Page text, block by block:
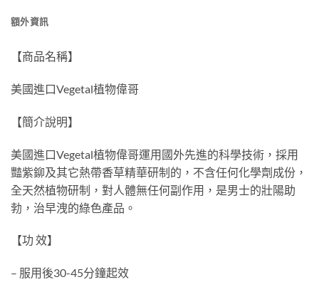
額外資訊
【商品名稱】
美國進口Vegetal植物偉哥
【簡介說明】
美國進口Vegetal植物偉哥運用國外先進的科學技術，採用
豔紫鉚及其它熱帶香草精華研制的，不含任何化學劑成份，
全天然植物研制，對人體無任何副作用，是男士的壯陽助
勃，治早洩的綠色產品。
【功 效】
– 服用後30-45分鐘起效